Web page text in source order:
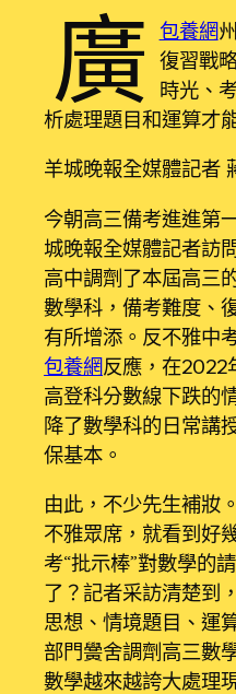
廣 包養網
復習戰
時光、
析處理題目和運算才
羊城晚報全媒體記者
今朝高三備考進進第
城晚報全媒體記者訪
高中調劑了本屆高三
數學科，備考難度、
有所增添。反不雅中
包養網反應，在2022
高登科分數線下跌的
降了數學科的日常講
保基本。
由此，不少先生補妝
不雅眾席，就看到好
考“批示棒”對數學的
了？記者采訪清楚到
思想、情境題目、運
部門黌舍調劑高三數
數學越來越誇大處理